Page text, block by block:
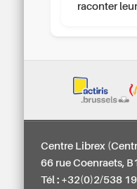
raconter
Centre Librex
66 rue Coenraets,
Tél : +32(0)2/538